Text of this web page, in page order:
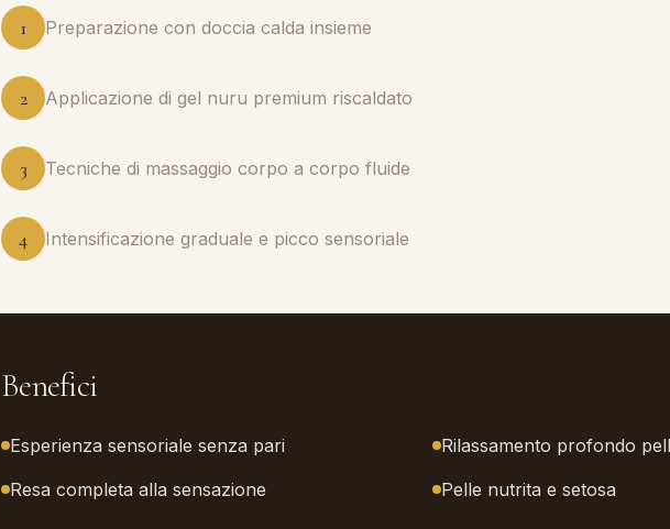
1 Preparazione con doccia calda insieme
2 Applicazione di gel nuru premium riscaldato
3 Tecniche di massaggio corpo a corpo fluide
4 Intensificazione graduale e picco sensoriale
Benefici
Esperienza sensoriale senza pari
Rilassamento profondo
Resa completa alla sensazione
Pelle nutrita e setosa